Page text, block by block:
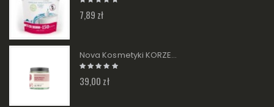
7,89 zł
Nova Kosmetyki KORZENNY GRZANIEC Świeca sojowa zapachowa 120ml
39,00 zł